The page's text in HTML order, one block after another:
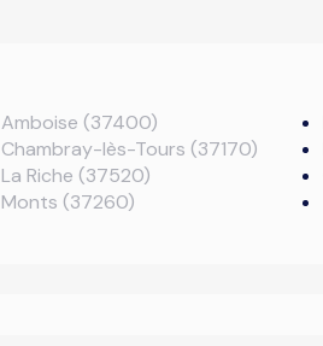
Amboise (37400)
Chambray-lès-Tours (37170)
La Riche (37520)
Monts (37260)